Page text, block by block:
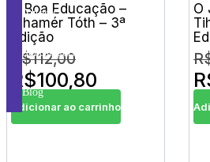
Autores
Subcategorias
Blog
A Boa Educação –
Tihamér Tóth – 3ª
Edição
R$112,00
R$100,80
Adicionar ao carrinho
O